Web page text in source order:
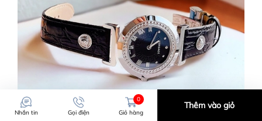
Nhắn tin Gọi điện
0
Giỏ hàng
Thêm vào giỏ